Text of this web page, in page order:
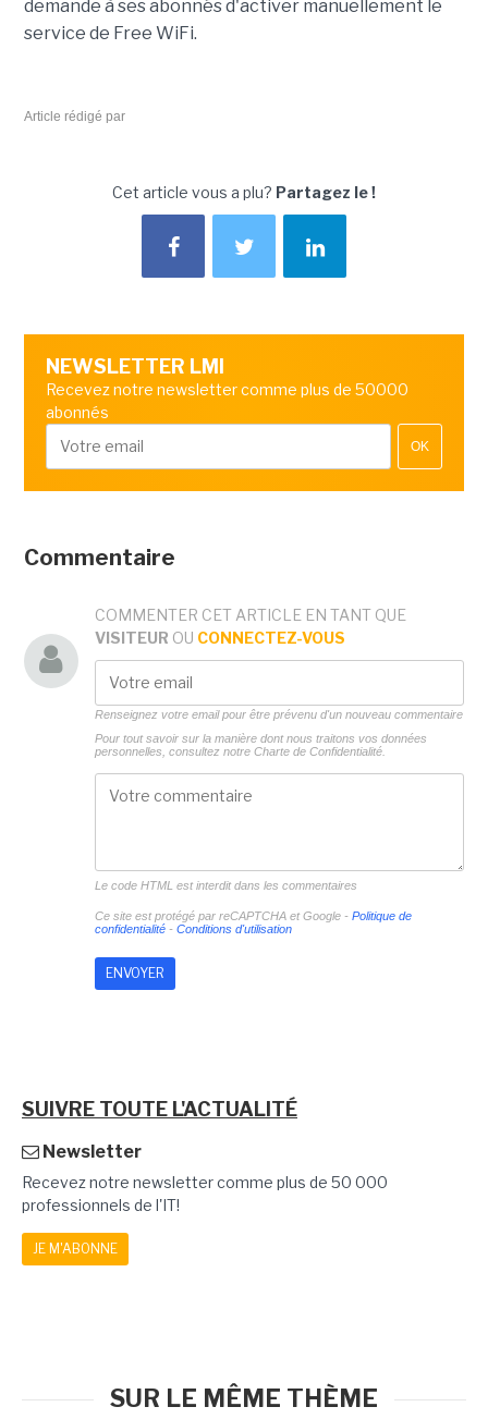
demande à ses abonnés d'activer manuellement le
service de Free WiFi.
Article rédigé par
Cet article vous a plu? Partagez le !
NEWSLETTER LMI
Recevez notre newsletter comme plus de 50000
abonnés
OK
Commentaire
COMMENTER CET ARTICLE EN TANT QUE
VISITEUR OU CONNECTEZ-VOUS
Renseignez votre email pour être prévenu d'un nouveau commentaire
Pour tout savoir sur la manière dont nous traitons vos données
personnelles, consultez notre Charte de Confidentialité.
Le code HTML est interdit dans les commentaires
Ce site est protégé par reCAPTCHA et Google - Politique de
confidentialité- Conditions d'utilisation
SUIVRE TOUTE L'ACTUALITÉ
Newsletter
Recevez notre newsletter comme plus de 50 000
professionnels de l'IT!
JE M'ABONNE
SUR LE MÊME THÈME